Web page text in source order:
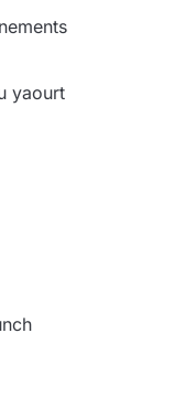
yaourt